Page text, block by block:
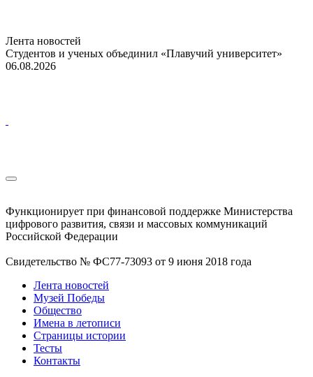
Лента новостей
Студентов и ученых объединил «Плавучий университет»
06.08.2026
Функционирует при финансовой поддержке Министерства
цифрового развития, связи и массовых коммуникаций
Российской Федерации
Свидетельство № ФС77-73093 от 9 июня 2018 года
Лента новостей
Музей Победы
Общество
Имена в летописи
Страницы истории
Тесты
Контакты